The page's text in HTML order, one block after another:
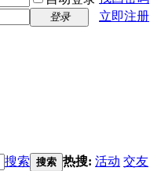
登录 立即注册
搜索 搜索 热搜: 活动 交友